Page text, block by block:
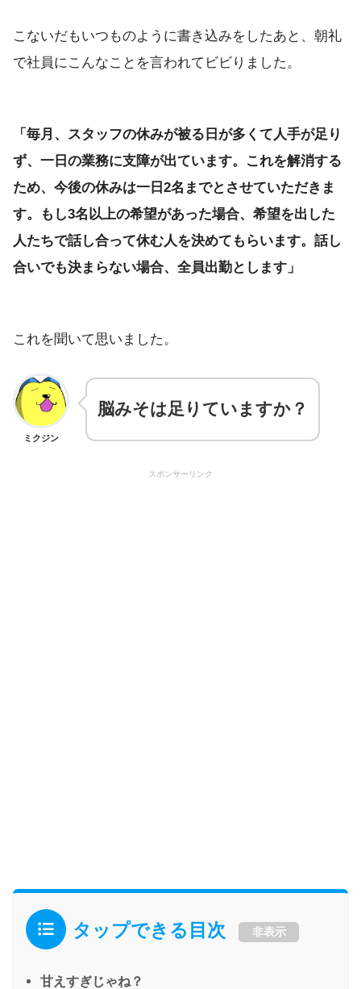
こないだもいつものように書き込みをしたあと、朝礼
で社員にこんなことを言われてビビりました。
「毎月、スタッフの休みが被る日が多くて人手が足り
ず、一日の業務に支障が出ています。これを解消する
ため、今後の休みは一日2名までとさせていただきま
す。もし3名以上の希望があった場合、希望を出した
人たちで話し合って休む人を決めてもらいます。話し
合いでも決まらない場合、全員出勤とします」
これを聞いて思いました。
ミクジン
脳みそは足りていますか？
スポンサーリンク
タップできる目次 非表示
甘えすぎじゃね？